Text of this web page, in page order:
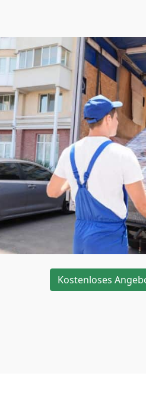
Kostenloses